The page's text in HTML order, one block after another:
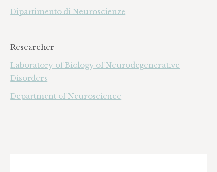
Dipartimento di Neuroscienze
Researcher
Laboratory of Biology of Neurodegenerative
Disorders
Department of Neuroscience